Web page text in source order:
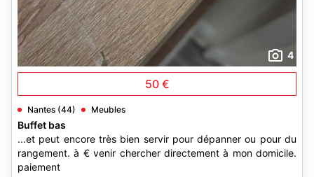
4
50 €
Nantes (44) Meubles
Buffet bas
...et peut encore très bien servir pour dépanner ou pour du
rangement. à € venir chercher directement à mon domicile.
paiement